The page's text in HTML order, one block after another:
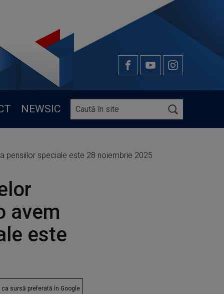
NEWSIC
pensiilor speciale este 28 noiembrie 2025
avem
este
ca sursă preferată în Google